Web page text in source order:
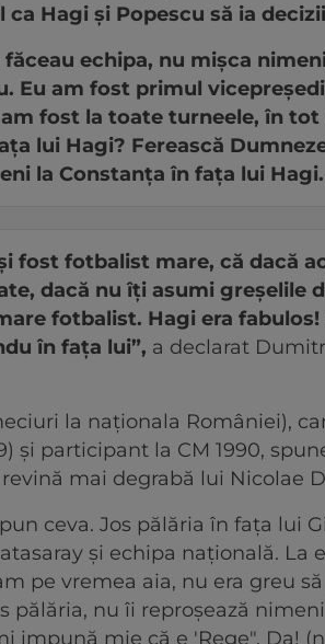
ca Hagi și Popescu să ia
echipa, nu mișca
Eu am fost primul
fost la toate turneele, în tot
lui Hagi? Ferească
la Constanța în fața lui Hagi.
fost fotbalist mare, că dacă
dacă nu îți asumi greșelile
fotbalist. Hagi era
în fața lui”, a declarat
la naționala României),
și participant la CM 1990,
mai degrabă lui Nicolae
ceva. Jos pălăria în fața lui
și echipa națională. La
pe vremea aia, nu era greu
pălăria, nu îi reproșează
impună mie că e 'Rege". Da!